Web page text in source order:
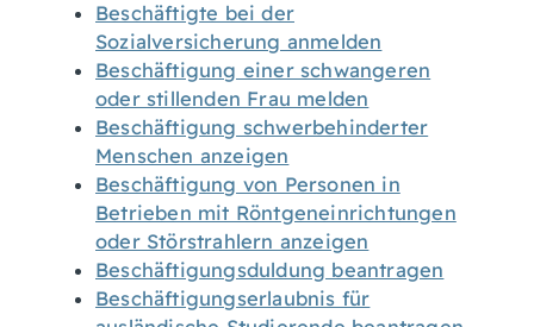
Beschäftigte bei der
Sozialversicherung anmelden
Beschäftigung einer schwangeren
oder stillenden Frau melden
Beschäftigung schwerbehinderter
Menschen anzeigen
Beschäftigung von Personen in
Betrieben mit Röntgeneinrichtungen
oder Störstrahlern anzeigen
Beschäftigungsduldung beantragen
Beschäftigungserlaubnis für